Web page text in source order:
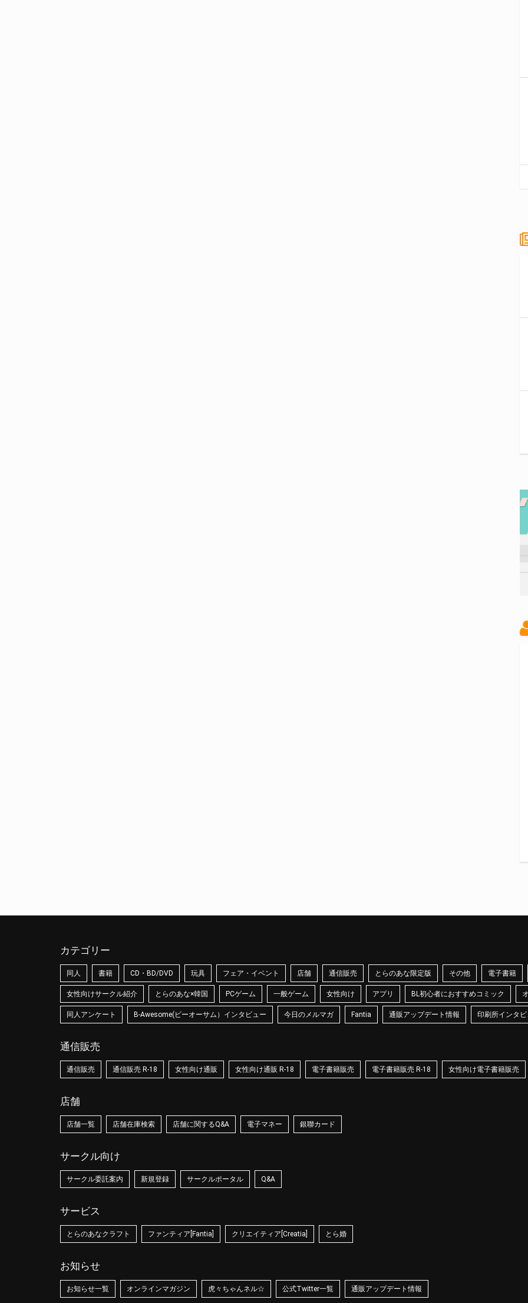
カテゴリー
同人 書籍 CD・BD/DVD 玩具 フェア・イベント 店舗 通信販売 とらのあな限定版 その他 電子書籍
女性向けサークル紹介 とらのあな×韓国 PCゲーム 一般ゲーム 女性向け アプリ BL初心者におすすめコミック
同人アンケート B-Awesome(ビーオーサム）インタビュー 今日のメルマガ Fantia 通販アップデート情報 印刷所インタ
通信販売
通信販売 通信販売 R-18 女性向け通販 女性向け通販 R-18 電子書籍販売 電子書籍販売 R-18 女性向け電子書籍販売
店舗
店舗一覧 店舗在庫検索 店舗に関するQ&A 電子マネー 銀聯カード
サークル向け
サークル委託案内 新規登録 サークルポータル Q&A
サービス
とらのあなクラフト ファンティア[Fantia] クリエイティア[Creatia] とら婚
お知らせ
お知らせ一覧 オンラインマガジン 虎々ちゃんネル☆ 公式Twitter一覧 通販アップデート情報